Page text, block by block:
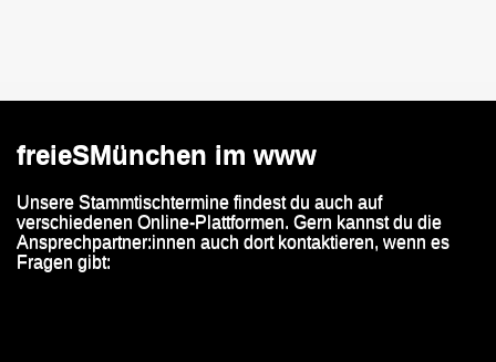
freieSMünchen im www
Unsere Stammtischtermine findest du auch auf
verschiedenen Online-Plattformen. Gern kannst du die
Ansprechpartner:innen auch dort kontaktieren, wenn es
Fragen gibt: